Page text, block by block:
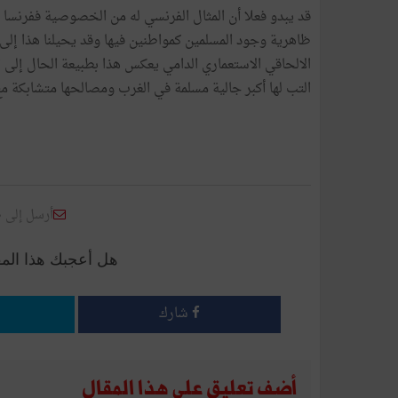
قد يبدو فعلا أن المثال الفرنسي له من الخصوصية
ظاهرية وجود المسلمين كمواطنين فيها وقد يحيلنا هذا
الالحاقي الاستعماري الدامي يعكس هذا بطبيعة الحال إلى
التب لها أكبر جالية مسلمة في الغرب ومصالحها متشابكة
أرسل
هل أعجبك هذا
شارك
أضف تعليق على هذا المقال